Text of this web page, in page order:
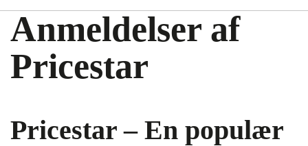
Anmeldelser af
Pricestar
Pricestar – En populær